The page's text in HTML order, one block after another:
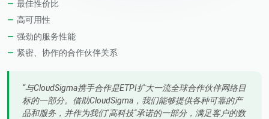
最佳性价比
高可用性
强劲的服务性能
紧密、协作的合作伙伴关系
与CloudSigma携手合作是ETPI扩大一流全球合作伙伴网络目
标的一部分。借助CloudSigma，我们能够提供各种可靠的产
品和服务，并作为我们"高科技"承诺的一部分，满足客户的数